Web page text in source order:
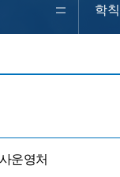
학칙
운영처